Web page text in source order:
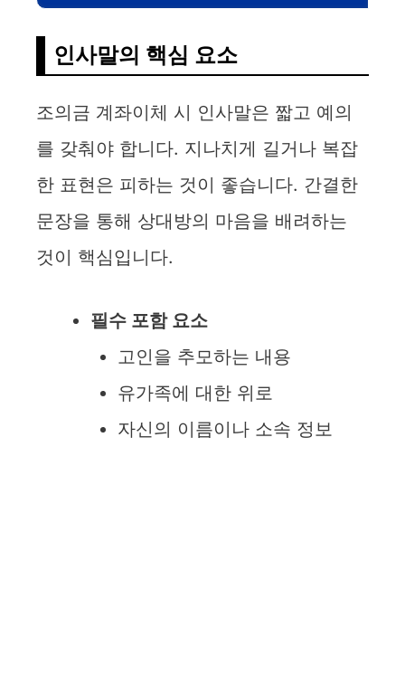
인사말의 핵심 요소
조의금 계좌이체 시 인사말은 짧고 예의
를 갖춰야 합니다. 지나치게 길거나 복잡
한 표현은 피하는 것이 좋습니다. 간결한
문장을 통해 상대방의 마음을 배려하는
것이 핵심입니다.
필수 포함 요소
고인을 추모하는 내용
유가족에 대한 위로
자신의 이름이나 소속 정보